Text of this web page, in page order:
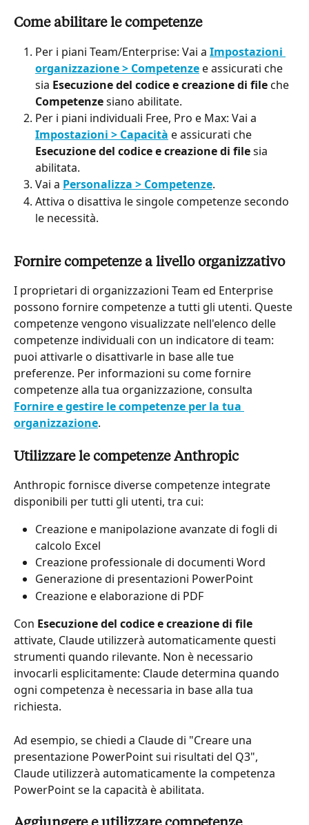
Come abilitare le competenze
Per i piani Team/Enterprise: Vai a Impostazioni
organizzazione > Competenze e assicurati che
sia Esecuzione del codice e creazione di file che
Competenze siano abilitate.
Per i piani individuali Free, Pro e Max: Vai a
Impostazioni > Capacità e assicurati che
Esecuzione del codice e creazione di file sia
abilitata.
Vai a Personalizza > Competenze.
Attiva o disattiva le singole competenze secondo
le necessità.
Fornire competenze a livello organizzativo
I proprietari di organizzazioni Team ed Enterprise
possono fornire competenze a tutti gli utenti. Queste
competenze vengono visualizzate nell'elenco delle
competenze individuali con un indicatore di team:
puoi attivarle o disattivarle in base alle tue
preferenze. Per informazioni su come fornire
competenze alla tua organizzazione, consulta
Fornire e gestire le competenze per la tua
organizzazione.
Utilizzare le competenze Anthropic
Anthropic fornisce diverse competenze integrate
disponibili per tutti gli utenti, tra cui:
Creazione e manipolazione avanzate di fogli di
calcolo Excel
Creazione professionale di documenti Word
Generazione di presentazioni PowerPoint
Creazione e elaborazione di PDF
Con Esecuzione del codice e creazione di file
attivate, Claude utilizzerà automaticamente questi
strumenti quando rilevante. Non è necessario
invocarli esplicitamente: Claude determina quando
ogni competenza è necessaria in base alla tua
richiesta.
Ad esempio, se chiedi a Claude di "Creare una
presentazione PowerPoint sui risultati del Q3",
Claude utilizzerà automaticamente la competenza
PowerPoint se la capacità è abilitata.